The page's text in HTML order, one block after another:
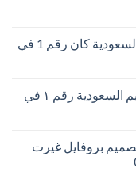
ليش تصميم بروفايل من تصاميم السعودية كان رقم 1 في
تصميم بروفايل احترافي مع تصاميم السعودية رقم ١ في
بروفايل غيرت